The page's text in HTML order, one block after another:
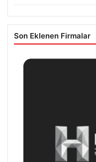
Son Eklenen Firmalar